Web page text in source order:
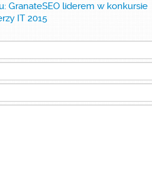
GranateSEO liderem w konkursie
IT 2015